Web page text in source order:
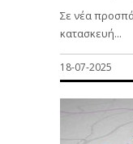
Σε νέα
κατασκευή...
18-07-2025